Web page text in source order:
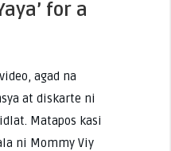
for a
agad na
at diskarte ni
Matapos kasi
ni Mommy Viy